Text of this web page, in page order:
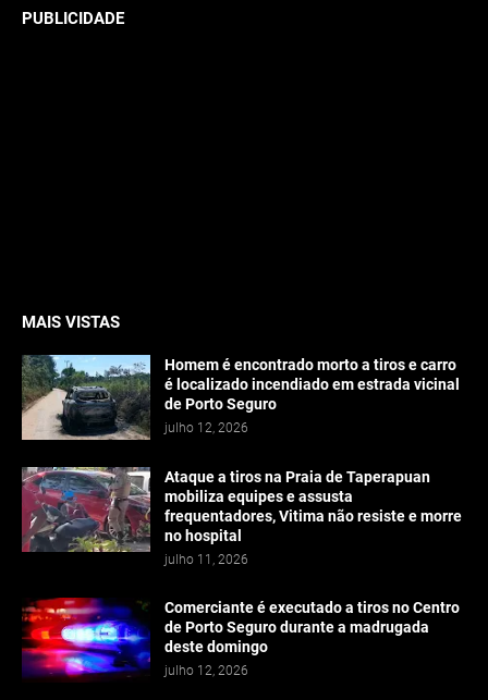
PUBLICIDADE
MAIS VISTAS
Homem é encontrado morto a tiros e carro
é localizado incendiado em estrada vicinal
de Porto Seguro
julho 12, 2026
Ataque a tiros na Praia de Taperapuan
mobiliza equipes e assusta
frequentadores, Vitima não resiste e morre
no hospital
julho 11, 2026
Comerciante é executado a tiros no Centro
de Porto Seguro durante a madrugada
deste domingo
julho 12, 2026